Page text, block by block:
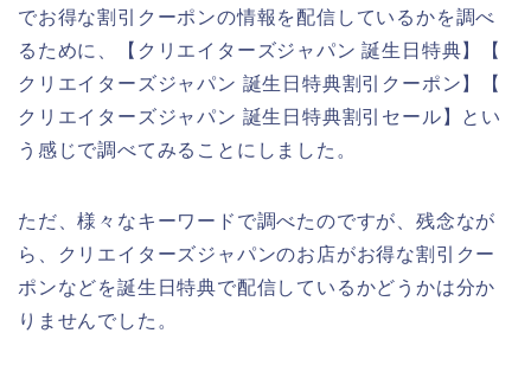
でお得な割引クーポンの情報を配信しているかを調べ
るために、【クリエイターズジャパン 誕生日特典】【
クリエイターズジャパン 誕生日特典割引クーポン】【
クリエイターズジャパン 誕生日特典割引セール】とい
う感じで調べてみることにしました。
ただ、様々なキーワードで調べたのですが、残念なが
ら、クリエイターズジャパンのお店がお得な割引クー
ポンなどを誕生日特典で配信しているかどうかは分か
りませんでした。